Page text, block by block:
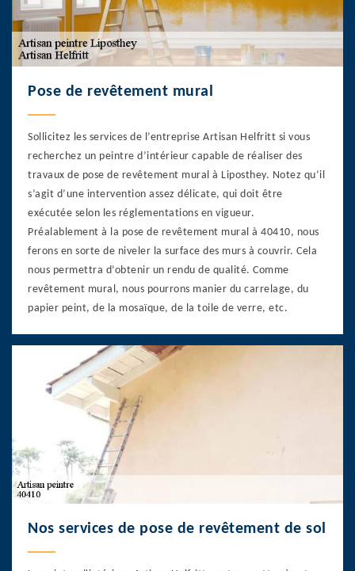
Pose de revêtement mural
Sollicitez les services de l’entreprise Artisan Helfritt si vous
recherchez un peintre d’intérieur capable de réaliser des
travaux de pose de revêtement mural à Liposthey. Notez qu’il
s’agit d’une intervention assez délicate, qui doit être
exécutée selon les réglementations en vigueur.
Préalablement à la pose de revêtement mural à 40410, nous
ferons en sorte de niveler la surface des murs à couvrir. Cela
nous permettra d’obtenir un rendu de qualité. Comme
revêtement mural, nous pourrons manier du carrelage, du
papier peint, de la mosaïque, de la toile de verre, etc.
Nos services de pose de revêtement de sol